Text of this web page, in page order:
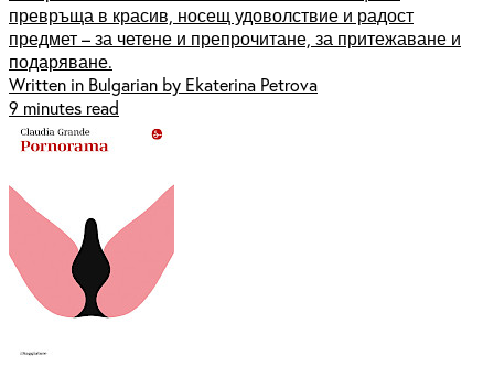
превръща в красив, носещ удоволствие и радост
предмет – за четене и препрочитане, за притежаване и
подаряване.
Written in Bulgarian by Ekaterina Petrova
9 minutes read